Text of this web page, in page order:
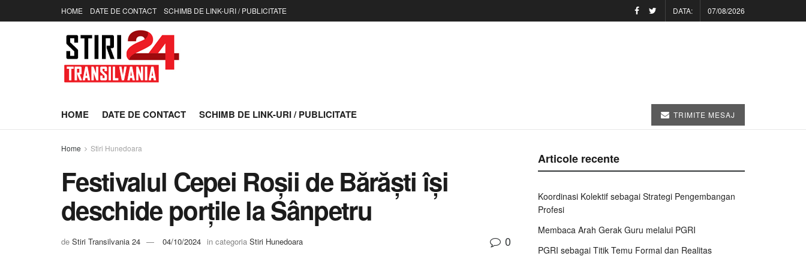
HOME DATE DE CONTACT SCHIMB DE LINK-URI / PUBLICITATE DATA: 07/08/2026
HOME DATE DE CONTACT SCHIMB DE LINK-URI / PUBLICITATE TRIMITE MESAJ
Home Stiri Hunedoara
Festivalul Cepei Roșii de Bărăști își
deschide porțile la Sânpetru
de Stiri Transilvania 24 04/10/2024 in categoria Stiri Hunedoara 0
Articole recente
Koordinasi Kolektif sebagai Strategi Pengembangan
Profesi
Membaca Arah Gerak Guru melalui PGRI
PGRI sebagai Titik Temu Formal dan Realitas